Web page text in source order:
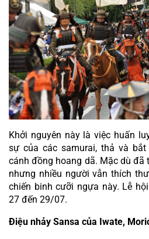
Khởi nguyên này là việc huấn
sự của các samurai, thả và
cánh đồng hoang dã. Mặc dù đã
nhưng nhiều người vẫn thích
chiến binh cưỡi ngựa này. Lễ
27 đến 29/07.
Điệu nhảy Sansa của Iwate,